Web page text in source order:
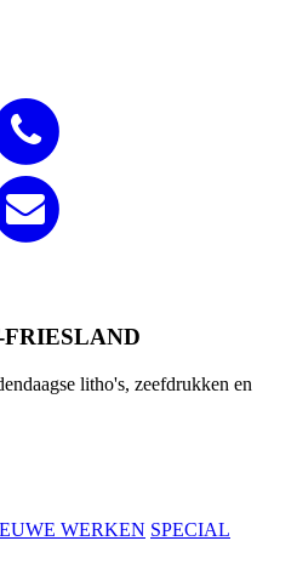
litho's, zeefdrukken en
WERKEN SPECIAL